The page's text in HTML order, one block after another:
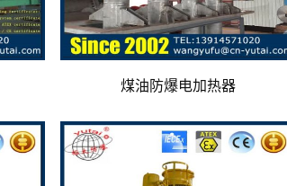
煤油防爆电加热器